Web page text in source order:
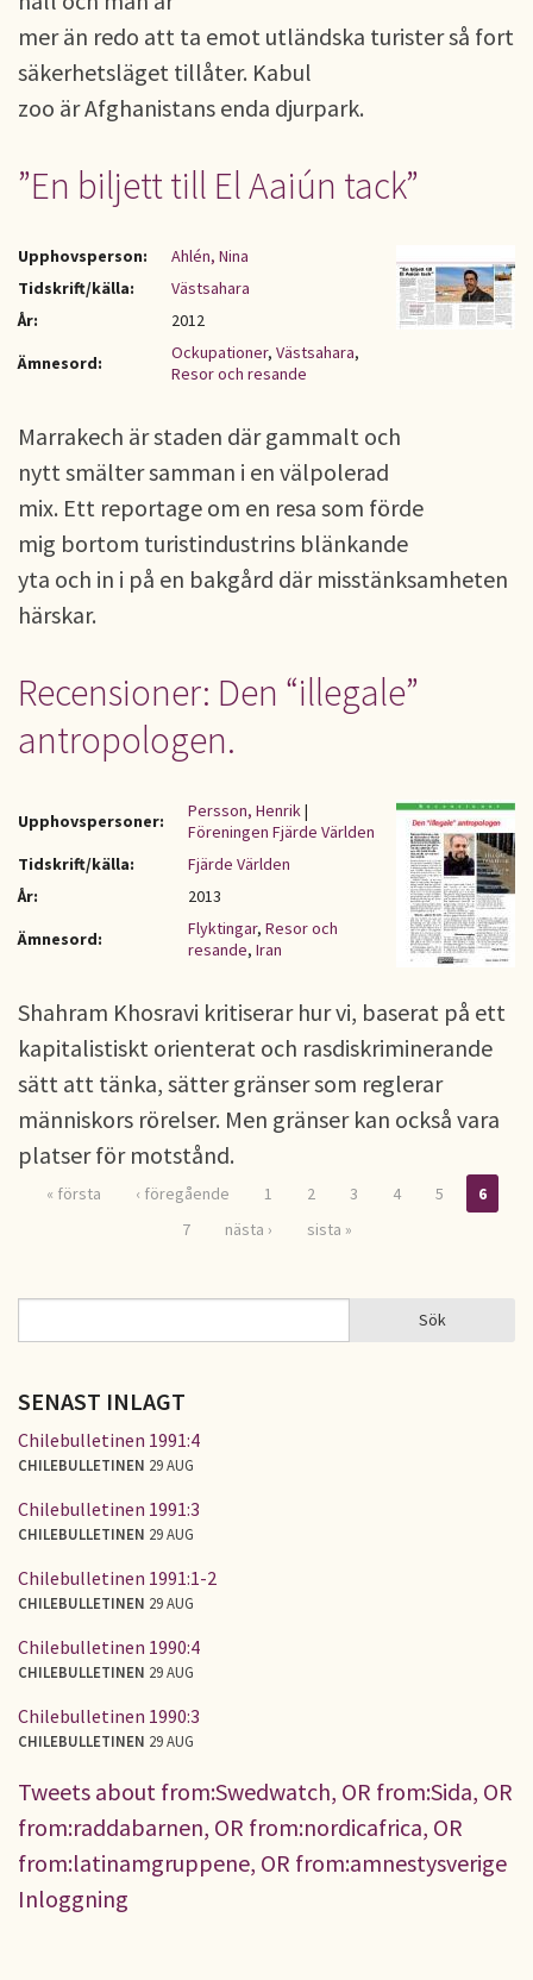
mer än redo att ta emot utländska turister så fort
säkerhetsläget tillåter. Kabul
zoo är Afghanistans enda djurpark.
”En biljett till El Aaiún tack”
Upphovsperson:
Ahlén, Nina
Tidskrift/källa:
Västsahara
År:
2012
Ämnesord:
Ockupationer, Västsahara,
Resor och resande
Marrakech är staden där gammalt och
nytt smälter samman i en välpolerad
mix. Ett reportage om en resa som förde
mig bortom turistindustrins blänkande
yta och in i på en bakgård där misstänksamheten
härskar.
Recensioner: Den “illegale”
antropologen.
Upphovspersoner: Persson, Henrik|
Föreningen Fjärde Världen
Tidskrift/källa:
Fjärde Världen
År:
2013
Ämnesord:
Flyktingar, Resor och
resande, Iran
Shahram Khosravi kritiserar hur vi, baserat på ett
kapitalistiskt orienterat och rasdiskriminerande
sätt att tänka, sätter gränser som reglerar
människors rörelser. Men gränser kan också vara
platser för motstånd.
« första ‹ föregående 1 2 3 4 5
6
7
nästa › sista »
SÖKFORMULÄR Sök
SENAST INLAGT
Chilebulletinen 1991:4
CHILEBULLETINEN 29 AUG
Chilebulletinen 1991:3
CHILEBULLETINEN 29 AUG
Chilebulletinen 1991:1-2
CHILEBULLETINEN 29 AUG
Chilebulletinen 1990:4
CHILEBULLETINEN 29 AUG
Chilebulletinen 1990:3
CHILEBULLETINEN 29 AUG
Tweets about from:Swedwatch, OR from:Sida, OR
from:raddabarnen, OR from:nordicafrica, OR
from:latinamgruppene, OR from:amnestysverige
Inloggning